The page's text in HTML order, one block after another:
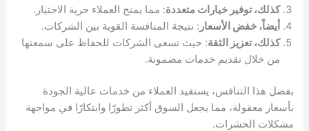
كذلك، توفير خيارات متعددة: مما يمنح العملاء حرية الاختيار.
أيضاً، خفض الأسعار : نتيجة المنافسة القوية بين الشركات.
كذلك، تعزيز الثقة: حيث تسعى الشركات للحفاظ على سمعتها
من خلال تقديم خدمات مضمونة.
بفضل هذا التنافس، يستفيد العملاء من خدمات عالية الجودة
بأسعار معقولة، مما يجعل السوق أكثر تطورًا وابتكارًا في مواجهة
مشكلات الحشرات.